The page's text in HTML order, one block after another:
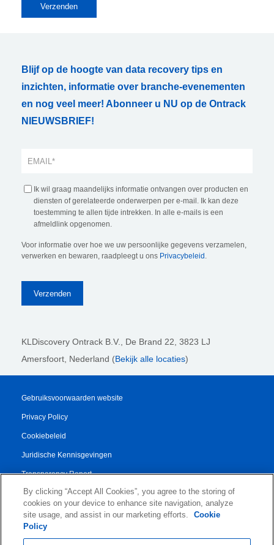
Blijf op de hoogte van data recovery tips en
inzichten, informatie over branche-evenementen
en nog veel meer! Abonneer u NU op de Ontrack
NIEUWSBRIEF!
Ik wil graag maandelijks informatie ontvangen over producten en
diensten of gerelateerde onderwerpen per e-mail. Ik kan deze
toestemming te allen tijde intrekken. In alle e-mails is een
afmeldlink opgenomen.
Voor informatie over hoe we uw persoonlijke gegevens verzamelen,
verwerken en bewaren, raadpleegt u ons Privacybeleid .
KLDiscovery Ontrack B.V., De Brand 22, 3823 LJ
Amersfoort, Nederland (Bekijk alle locaties)
Gebruiksvoorwaarden website
Privacy Policy
Cookiebeleid
Juridische Kennisgevingen
Transparency Report
Algemene Voorwaarden
Authorised Partner Agreement
© 2026 KLDiscovery Ontrack - All Rights Reserved.
By clicking “Accept All Cookies”, you agree to the storing of
cookies on your device to enhance site navigation, analyze
site usage, and assist in our marketing efforts.
Cookie
Policy